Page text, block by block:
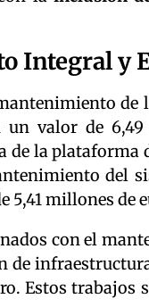
Integral y
de
un valor de
la plataforma
del
5,41 millones de
con el
de
Estos